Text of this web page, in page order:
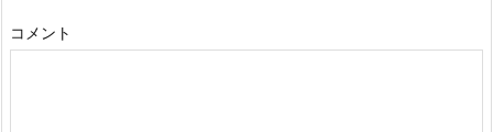
コメント